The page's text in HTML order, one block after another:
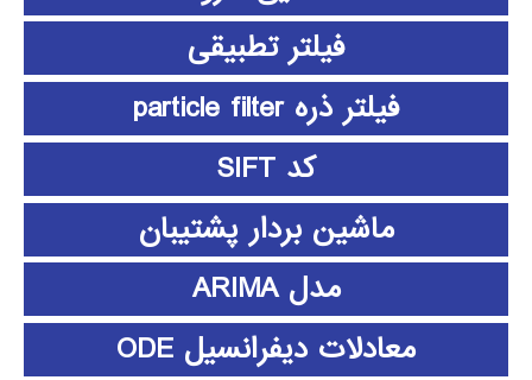
فیلتر تطبیقی
فیلتر ذره particle filter
کد SIFT
ماشین بردار پشتیبان
مدل ARIMA
معادلات دیفرانسیل ODE